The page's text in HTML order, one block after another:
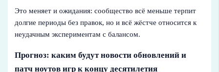
Это меняет и ожидания: сообщество всё меньше терпит
долгие периоды без правок, но и всё жёстче относится к
неудачным экспериментам с балансом.
Прогноз: каким будут новости обновлений и
патч ноутов игр к концу десятилетия